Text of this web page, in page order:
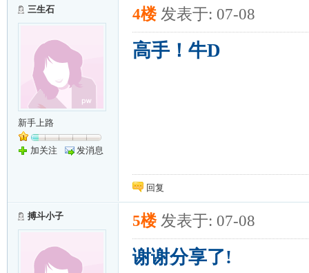
三生石
新手上路
加关注 发消息
4楼 发表于: 07-08
高手！牛D
回复
搏斗小子 5楼 发表于: 07-08
谢谢分享了!